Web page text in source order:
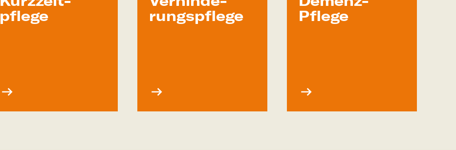
pflege
rungs­pflege
Pflege